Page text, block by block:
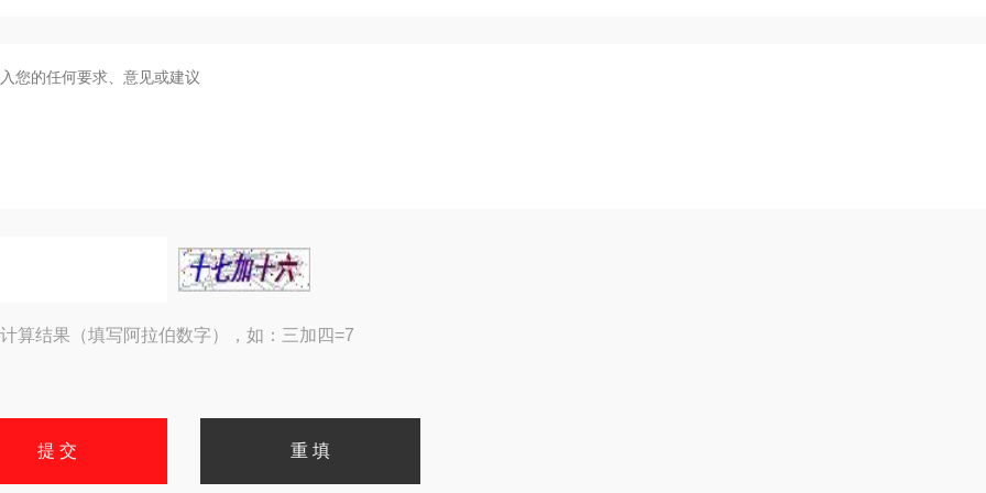
算结果（填写阿拉伯数字），如：三加四=7